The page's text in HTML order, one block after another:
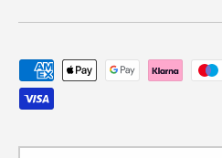
Payment methods accepted